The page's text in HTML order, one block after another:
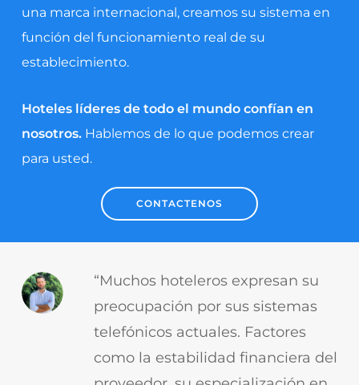
una marca internacional, creamos su sistema en
función del funcionamiento real de su
establecimiento.
Hoteles líderes de todo el mundo confían en
nosotros.Hablemos de lo que podemos crear
para usted.
CONTACTENOS
“Muchos hoteleros expresan su
preocupación por sus sistemas
telefónicos actuales. Factores
como la estabilidad financiera del